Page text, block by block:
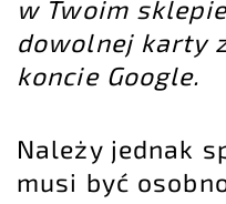
w Twoim
dowolnej karty
koncie Google.
Należy jednak
musi być